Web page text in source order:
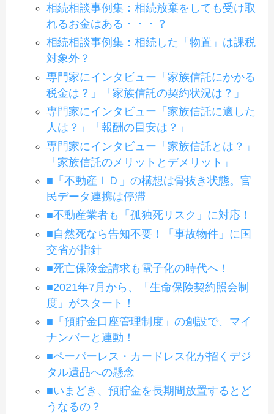
相続相談事例集：相続放棄をしても受け取
れるお金はある・・・？
相続相談事例集：相続した「物置」は課税
対象外？
専門家にインタビュー「家族信託にかかる
税金は？」「家族信託の契約状況は？」
専門家にインタビュー「家族信託に適した
人は？」「報酬の目安は？」
専門家にインタビュー「家族信託とは？」
「家族信託のメリットとデメリット」
■「不動産ＩＤ」の構想は骨抜き状態。官
民データ連携は停滞
■不動産業者も「孤独死リスク」に対応！
■自然死なら告知不要！「事故物件」に国
交省が指針
■死亡保険金請求も電子化の時代へ！
■2021年7月から、「生命保険契約照会制
度」がスタート！
■「預貯金口座管理制度」の創設で、マイ
ナンバーと連動！
■ペーパーレス・カードレス化が招くデジ
タル遺品への懸念
■いまどき、預貯金を長期間放置するとど
うなるの？